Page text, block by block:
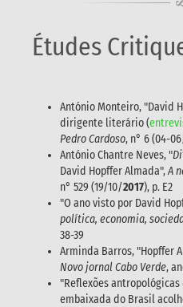
Études
António Monteiro, "David
dirigente literário (
Pedro Cardoso, n° 6 (04-
António Chantre Neves, "
David Hopffer Almada",A
n° 529 (19/10/2017), p. E2
"O ano visto por David
política, economia,
38-39
Arminda Barros, "Hopffer
Novo jornal Cabo Verde,
"Reflexões
embaixada do Brasil